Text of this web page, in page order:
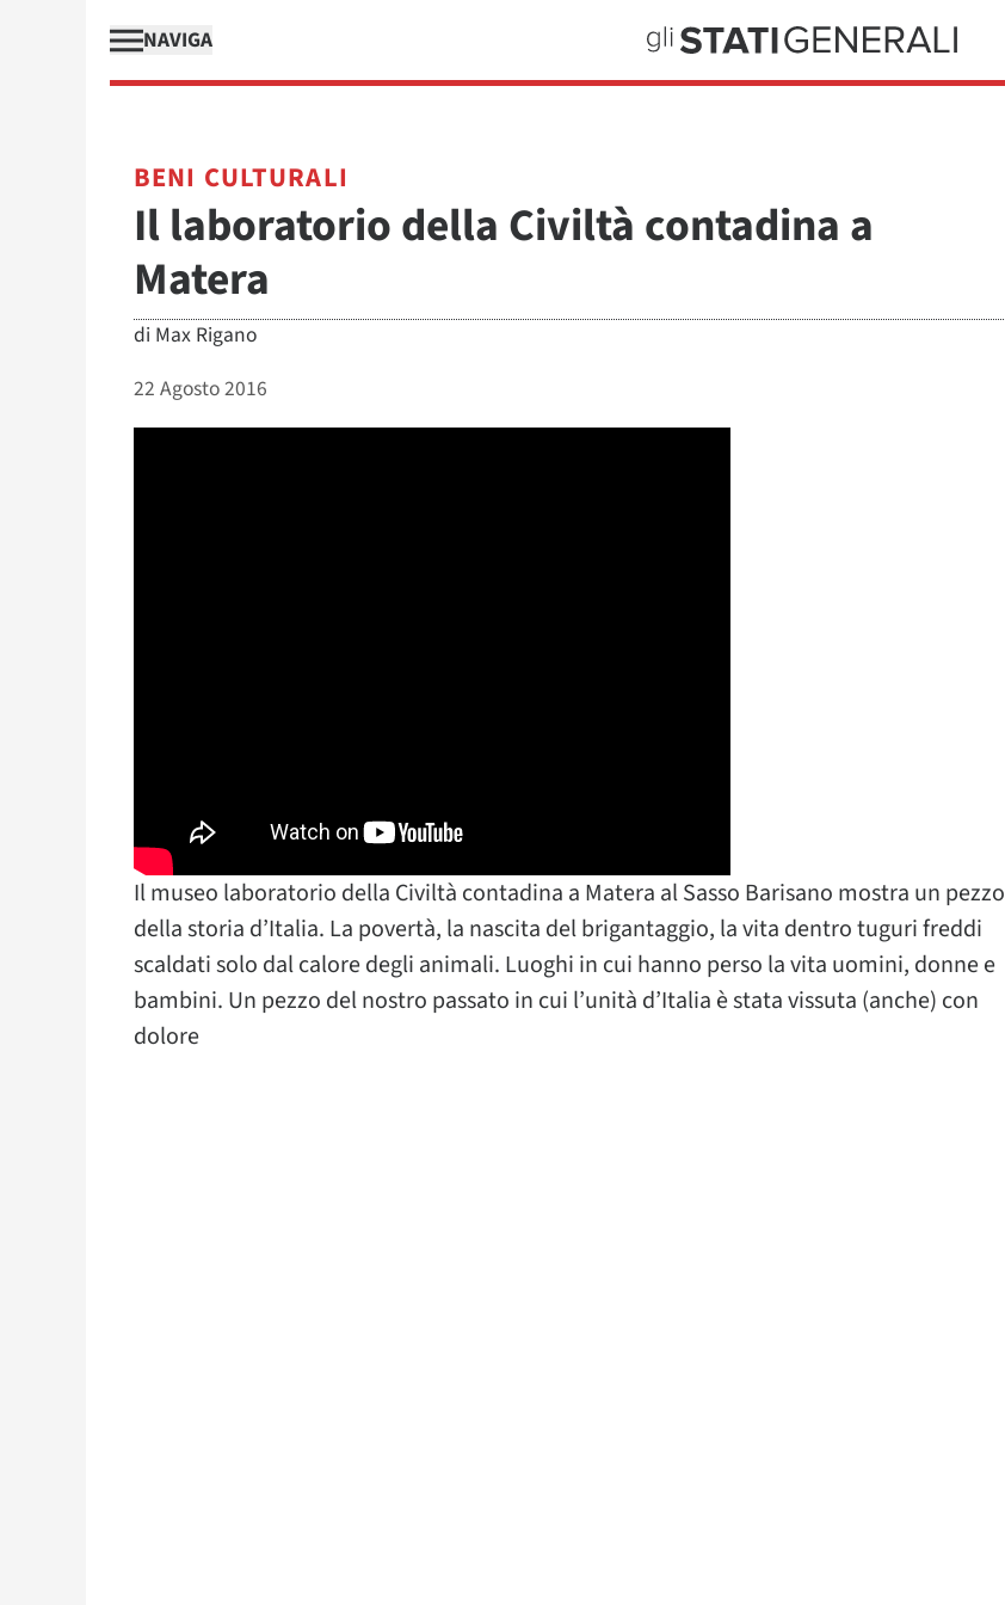
NAVIGA
BENI CULTURALI
Il laboratorio della Civiltà contadina a
Matera
di Max Rigano
22 Agosto 2016
Il museo laboratorio della Civiltà contadina a Matera al Sasso Barisano mostra un pezzo
della storia d’Italia. La povertà, la nascita del brigantaggio, la vita dentro tuguri freddi
scaldati solo dal calore degli animali. Luoghi in cui hanno perso la vita uomini, donne e
bambini. Un pezzo del nostro passato in cui l’unità d’Italia è stata vissuta (anche) con
dolore